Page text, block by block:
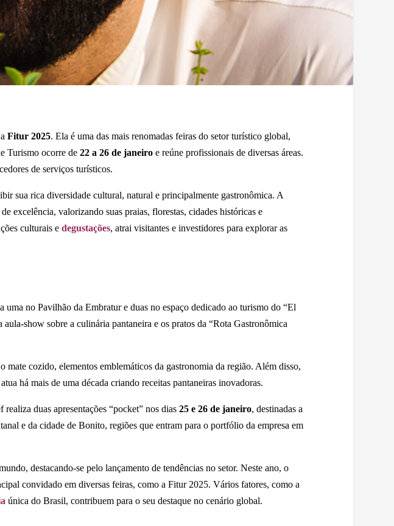
Fitur 2025. Ela é uma das mais renomadas feiras do setor turístico global,
Turismo ocorre de22 a 26 de janeiro e reúne profissionais de diversas áreas.
de serviços turísticos.
sua rica diversidade cultural, natural e principalmente gastronômica. A
excelência, valorizando suas praias, florestas, cidades históricas e
culturais edegustações, atrai visitantes e investidores para explorar as
uma no Pavilhão da Embratur e duas no espaço dedicado ao turismo do “El
aula-show sobre a culinária pantaneira e os pratos da “Rota Gastronômica
cozido, elementos emblemáticos da gastronomia da região. Além disso,
há mais de uma década criando receitas pantaneiras inovadoras.
realiza duas apresentações “pocket” nos dias25 e 26 de janeiro, destinadas a
e da cidade de Bonito, regiões que entram para o portfólio da empresa em
destacando-se pelo lançamento de tendências no setor. Neste ano, o
convidado em diversas feiras, como a Fitur 2025. Vários fatores, como a
única do Brasil, contribuem para o seu destaque no cenário global.